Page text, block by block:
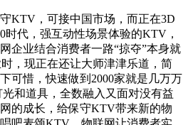
，可接中国市场，而正在3D
代，强互动性场景体验的KTV，
企业结合消费者一路“掠夺”本身就
，现正在还让大师津津乐道，简
可惜，快速做到2000家就是几万万
和道具，全数融入又面对没有益
的成长，给保守KTV带来新的物